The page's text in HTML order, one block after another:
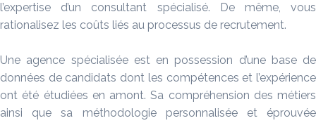
l’expertise d’un consultant spécialisé. De même, vous
rationalisez les coûts liés au processus de recrutement.
Une agence spécialisée est en possession d’une base de
données de candidats dont les compétences et l’expérience
ont été étudiées en amont. Sa compréhension des métiers
ainsi que sa méthodologie personnalisée et éprouvée